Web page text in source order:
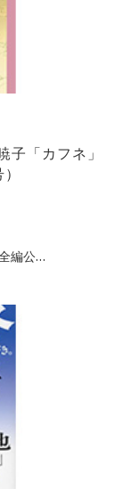
子「カフネ」
編公…